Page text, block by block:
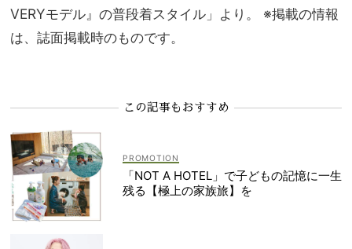
VERYモデル』の普段着スタイル」より。 ※掲載の情報
は、誌面掲載時のものです。
この記事もおすすめ
「NOT A HOTEL」で子どもの記憶に一生
残る【極上の家族旅】を